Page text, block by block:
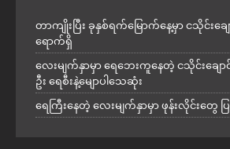
တာကျိုးပြီး ခုနှစ်ရက်မြောက်နေ့မှာ ငသိုင်းခ
ရောက်ရှိ
လေးမျက်နှာမှာ ရေဘေးကူနေတဲ့ ငသိုင်းချ
ဦး ရေစီးနဲ့မျောပါသေဆုံး
ရေကြီးနေတဲ့ လေးမျက်နှာမှာ ဖုန်းလိုင်းတွေ